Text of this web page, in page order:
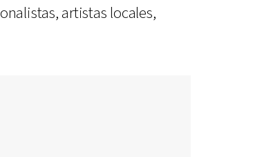
artistas locales,